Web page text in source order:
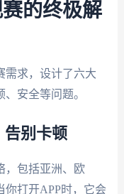
的终极解
需求，设计了六大
安全等问题。
告别卡顿
，包括亚洲、欧
你打开APP时，它会